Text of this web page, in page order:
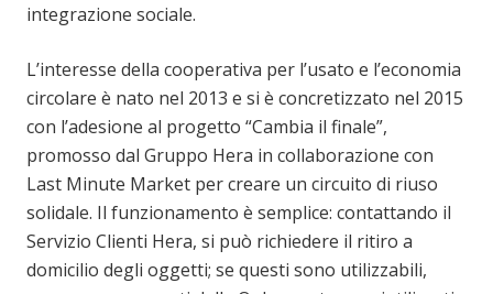
integrazione sociale.
L’interesse della cooperativa per l’usato e l’economia
circolare è nato nel 2013 e si è concretizzato nel 2015
con l’adesione al progetto “Cambia il finale”,
promosso dal Gruppo Hera in collaborazione con
Last Minute Market per creare un circuito di riuso
solidale. Il funzionamento è semplice: contattando il
Servizio Clienti Hera, si può richiedere il ritiro a
domicilio degli oggetti; se questi sono utilizzabili,